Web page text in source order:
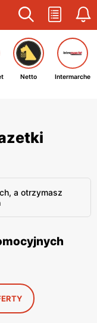
Netto Intermarche
a otrzymasz